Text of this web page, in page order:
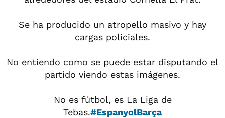
Se ha producido un atropello masivo y hay
cargas policiales.
No entiendo como se puede estar disputando el
partido viendo estas imágenes.
No es fútbol, es La Liga de
Tebas.#EspanyolBarça